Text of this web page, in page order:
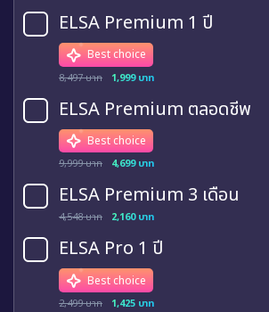
ELSA Premium 1 ปี
Best choice
8,497 บาท 1,999 บาท
ELSA Premium ตลอดชีพ
Best choice
9,999 บาท 4,699 บาท
ELSA Premium 3 เดือน
4,548 บาท 2,160 บาท
ELSA Pro 1 ปี
Best choice
2,499 บาท 1,425 บาท